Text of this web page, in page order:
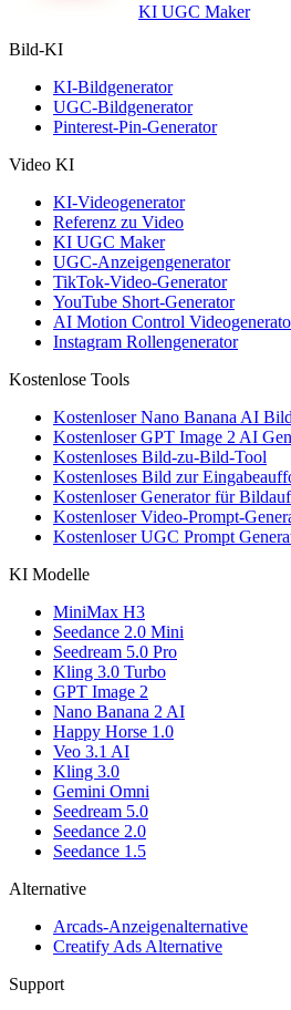
KI UGC Maker
Bild-KI
KI-Bildgenerator
UGC-Bildgenerator
Pinterest-Pin-Generator
Video KI
KI-Videogenerator
Referenz zu Video
KI UGC Maker
UGC-Anzeigengenerator
TikTok-Video-Generator
YouTube Short-Generator
AI Motion Control
Instagram Rollengenerator
Kostenlose Tools
Kostenloser Nano Banana AI
Kostenloser GPT Image 2 AI
Kostenloses Bild-zu-Bild-Tool
Kostenloses Bild zur
Kostenloser Generator für
Kostenloser Video-Prompt-
Kostenloser UGC Prompt
KI Modelle
MiniMax H3
Seedance 2.0 Mini
Seedream 5.0 Pro
Kling 3.0 Turbo
GPT Image 2
Nano Banana 2 AI
Happy Horse 1.0
Veo 3.1 AI
Kling 3.0
Gemini Omni
Seedream 5.0
Seedance 2.0
Seedance 1.5
Alternative
Arcads-Anzeigenalternative
Creatify Ads Alternative
Support